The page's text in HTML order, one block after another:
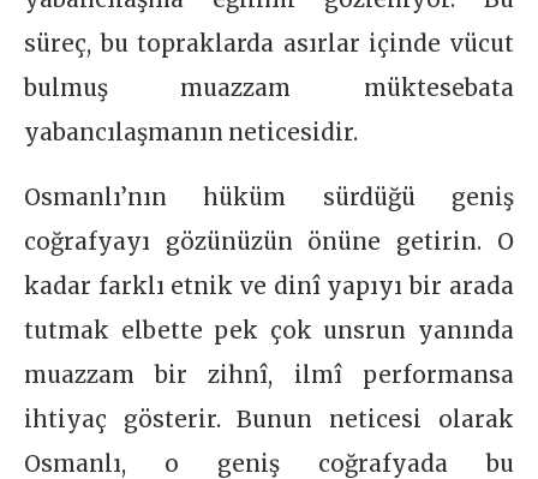
süreç, bu topraklarda asırlar içinde vücut
bulmuş muazzam müktesebata
yabancılaşmanın neticesidir.
Osmanlı’nın hüküm sürdüğü geniş
coğrafyayı gözünüzün önüne getirin. O
kadar farklı etnik ve dinî yapıyı bir arada
tutmak elbette pek çok unsrun yanında
muazzam bir zihnî, ilmî performansa
ihtiyaç gösterir. Bunun neticesi olarak
Osmanlı, o geniş coğrafyada bu